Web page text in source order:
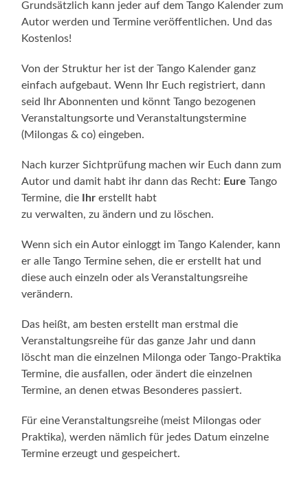
Grundsätzlich kann jeder auf dem Tango Kalender zum
Autor werden und Termine veröffentlichen. Und das
Kostenlos!
Von der Struktur her ist der Tango Kalender ganz
einfach aufgebaut. Wenn Ihr Euch registriert, dann
seid Ihr Abonnenten und könnt Tango bezogenen
Veranstaltungsorte und Veranstaltungstermine
(Milongas & co) eingeben.
Nach kurzer Sichtprüfung machen wir Euch dann zum
Autor und damit habt ihr dann das Recht: Eure Tango
Termine, die Ihrerstellt habt
zu verwalten, zu ändern und zu löschen.
Wenn sich ein Autor einloggt im Tango Kalender, kann
er alle Tango Termine sehen, die er erstellt hat und
diese auch einzeln oder als Veranstaltungsreihe
verändern.
Das heißt, am besten erstellt man erstmal die
Veranstaltungsreihe für das ganze Jahr und dann
löscht man die einzelnen Milonga oder Tango-Praktika
Termine, die ausfallen, oder ändert die einzelnen
Termine, an denen etwas Besonderes passiert.
Für eine Veranstaltungsreihe (meist Milongas oder
Praktika), werden nämlich für jedes Datum einzelne
Termine erzeugt und gespeichert.